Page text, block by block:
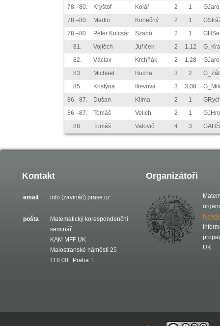
78.–80.
Kryštof Kolář 2 1
78.–80.
Martin Konečný 2 1
78.–80.
Peter Kulcsár Szabó 2 1
81.
Vojtěch Juříček 2 1,12
82.
Václav Krchňák 2 1,28
83.
Michael Bucha 3 2
85.
Kristýna Ilievová 3 3,08
86.–87.
Dušan Klíma 2 1
86.–87.
Tomáš Velich 2 1
88.
Tomáš Valovič 4 3
Kontakt
email info (zavináč) prase.cz
pošta
Matematický korespondenční
seminář
KAM MFF UK
Malostranské náměstí 25
118 00 Praha 1
Organizátoři
UK.